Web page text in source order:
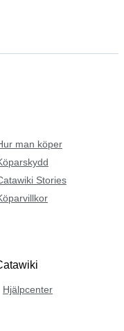
man köper
Stories
Hjälpcenter